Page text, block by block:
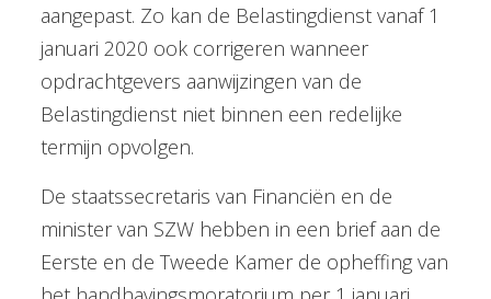
aangepast. Zo kan de Belastingdienst vanaf 1
januari 2020 ook corrigeren wanneer
opdrachtgevers aanwijzingen van de
Belastingdienst niet binnen een redelijke
termijn opvolgen.
De staatssecretaris van Financiën en de
minister van SZW hebben in een brief aan de
Eerste en de Tweede Kamer de opheffing van